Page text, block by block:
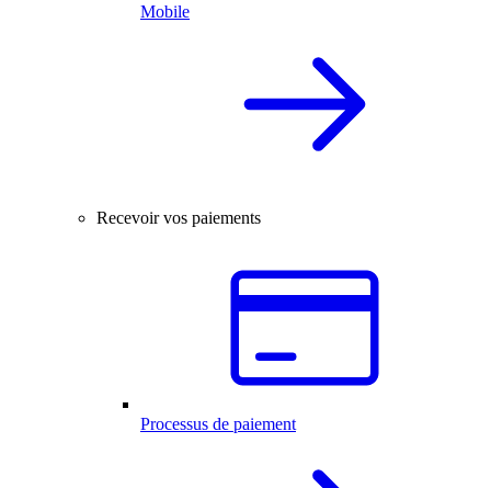
Mobile
Recevoir vos paiements
Processus de paiement